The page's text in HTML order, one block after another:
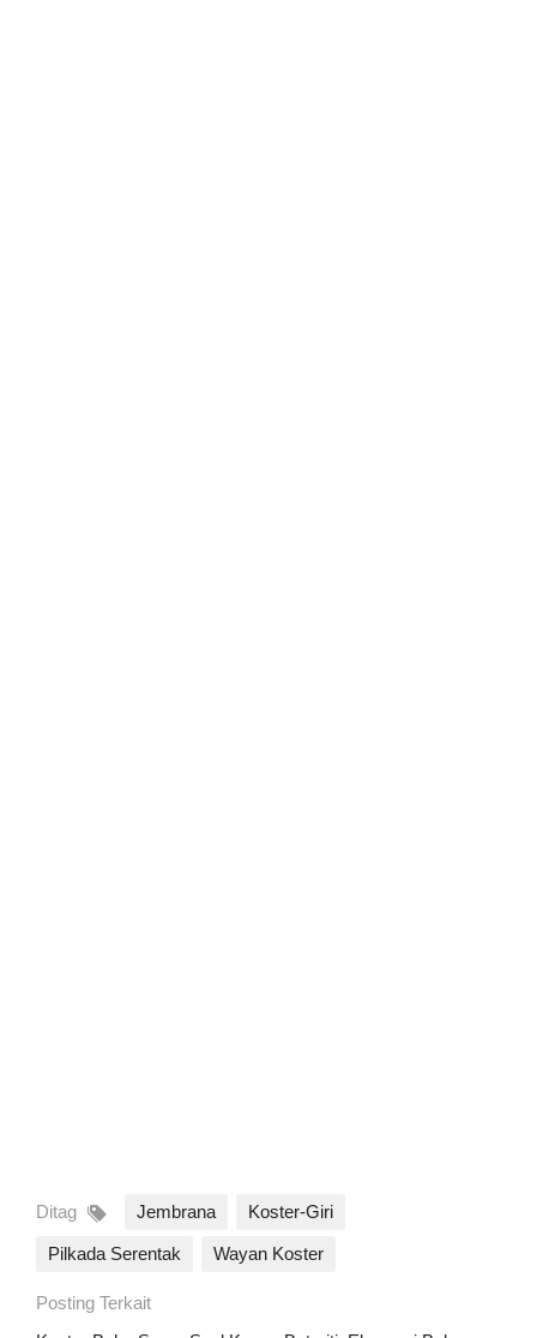
Ditag Jembrana Koster-Giri
Pilkada Serentak Wayan Koster
Posting Terkait